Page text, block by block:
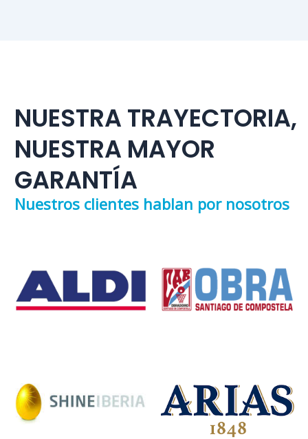
NUESTRA TRAYECTORIA,
NUESTRA MAYOR
GARANTÍA
Nuestros clientes hablan por nosotros